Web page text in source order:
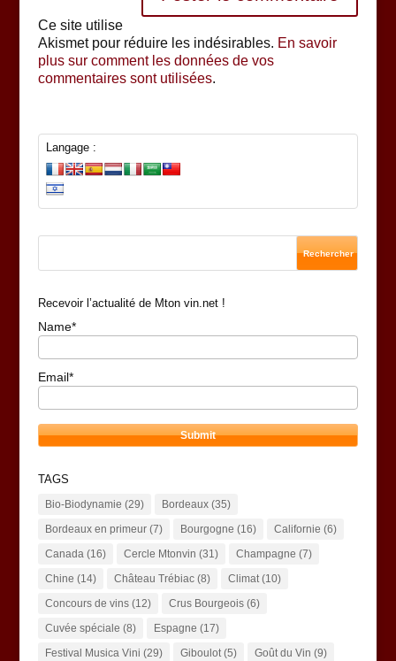
Ce site utilise
Akismet pour réduire les indésirables. En savoir
plus sur comment les données de vos
commentaires sont utilisées.
Langage :
Recevoir l’actualité de Mton vin.net !
Name*
Email*
TAGS
Bio-Biodynamie (29) Bordeaux(35)
Bordeaux en primeur(7) Bourgogne (16) Californie (6)
Canada(16) Cercle Mtonvin (31) Champagne (7)
Chine (14) Château Trébiac(8) Climat(10)
Concours de vins(12) Crus Bourgeois(6)
Cuvée spéciale (8) Espagne (17)
Festival Musica Vini (29) Giboulot(5) Goût du Vin (9)